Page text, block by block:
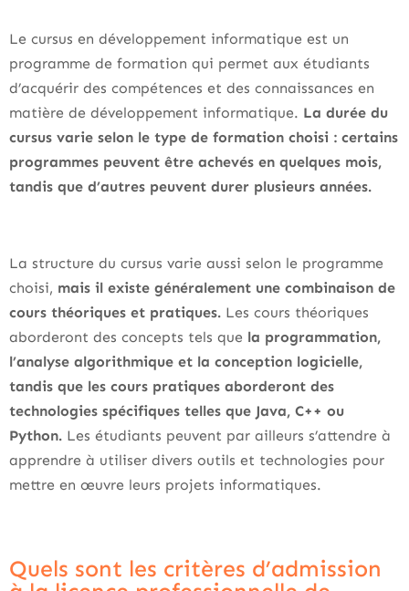
Le cursus en développement informatique est un
programme de formation qui permet aux étudiants
d’acquérir des compétences et des connaissances en
matière de développement informatique. La durée du
cursus varie selon le type de formation choisi : certains
programmes peuvent être achevés en quelques mois,
tandis que d’autres peuvent durer plusieurs années.
La structure du cursus varie aussi selon le programme
choisi, mais il existe généralement une combinaison de
cours théoriques et pratiques. Les cours théoriques
aborderont des concepts tels que la programmation,
l’analyse algorithmique et la conception logicielle,
tandis que les cours pratiques aborderont des
technologies spécifiques telles que Java, C++ ou
Python. Les étudiants peuvent par ailleurs s’attendre à
apprendre à utiliser divers outils et technologies pour
mettre en œuvre leurs projets informatiques.
Quels sont les critères d’admission